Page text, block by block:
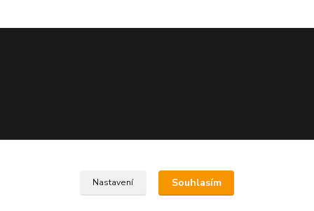
Nastavení Souhlasím